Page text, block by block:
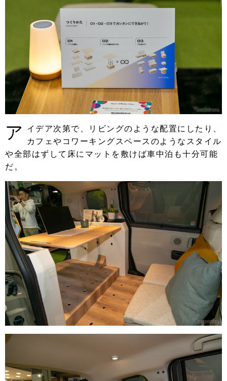
ア
イデア次第で、リビングのような配置にしたり、
カフェやコワーキングスペースのようなスタイル
や全部はずして床にマットを敷けば車中泊も十分可能
だ。